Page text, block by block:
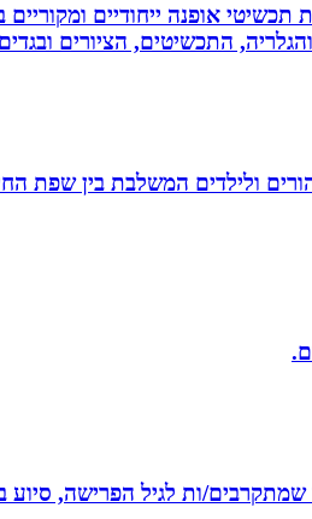
אופנה ייחודיים ומקוריים
התכשיטים, הציורים
ות לגיל הפרישה,